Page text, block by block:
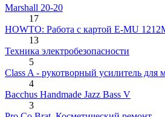
Marshall 20-20
17
HOWTO: Работа с картой E-MU
13
Техника электробезопасности
5
Class A - рукотворный усилитель для
4
Bacchus Handmade Jazz Bass V
3